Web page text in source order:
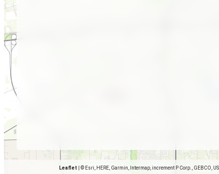
Leaflet © Esri, HERE, Garmin, Intermap, increment P Corp., GEBCO,